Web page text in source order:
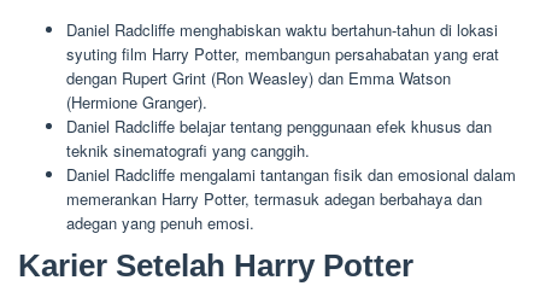
Daniel Radcliffe menghabiskan waktu bertahun-tahun di lokasi
syuting film Harry Potter, membangun persahabatan yang erat
dengan Rupert Grint (Ron Weasley) dan Emma Watson
(Hermione Granger).
Daniel Radcliffe belajar tentang penggunaan efek khusus dan
teknik sinematografi yang canggih.
Daniel Radcliffe mengalami tantangan fisik dan emosional dalam
memerankan Harry Potter, termasuk adegan berbahaya dan
adegan yang penuh emosi.
Karier Setelah Harry Potter